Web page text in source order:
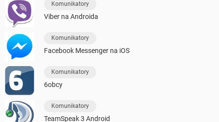
Komunikatory
Viber na Androida
Komunikatory
Facebook Messenger na iOS
Komunikatory
6obcy
Komunikatory
TeamSpeak 3 Android